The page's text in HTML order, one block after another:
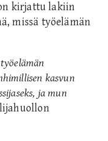
kirjattu lakiin
missä työelämän
kasvun
ja mun